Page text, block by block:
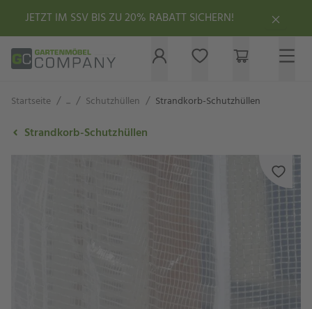
JETZT IM SSV BIS ZU 20% RABATT SICHERN!
Startseite / ... / Schutzhüllen / Strandkorb-Schutzhüllen
Strandkorb-Schutzhüllen